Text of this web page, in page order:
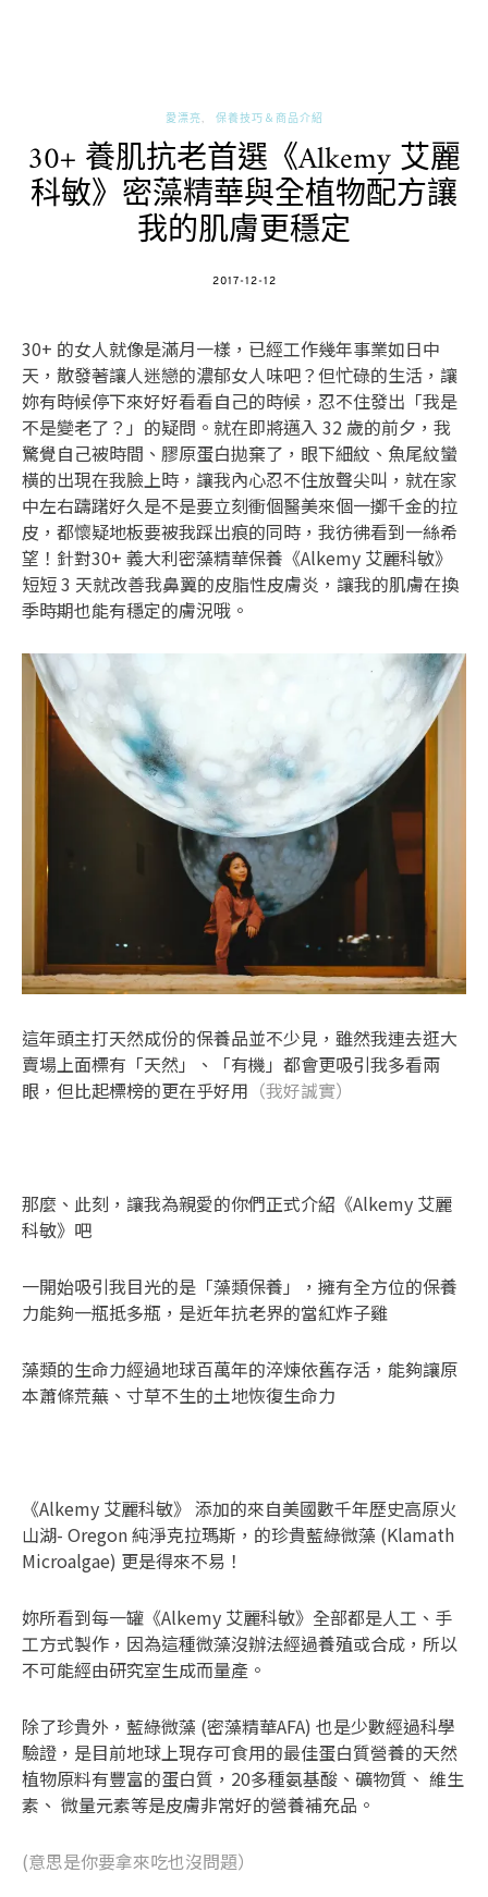
愛漂亮 保養技巧＆商品介紹
30+ 養肌抗老首選《Alkemy 艾麗
科敏》密藻精華與全植物配方讓
我的肌膚更穩定
POSTED
2017-12-12
30+ 的女人就像是滿月一樣，已經工作幾年事業如日中
天，散發著讓人迷戀的濃郁女人味吧？但忙碌的生活，讓
妳有時候停下來好好看看自己的時候，忍不住發出「我是
不是變老了？」的疑問。就在即將邁入 32 歲的前夕，我
驚覺自己被時間、膠原蛋白拋棄了，眼下細紋、魚尾紋蠻
橫的出現在我臉上時，讓我內心忍不住放聲尖叫，就在家
中左右躊躇好久是不是要立刻衝個醫美來個一擲千金的拉
皮，都懷疑地板要被我踩出痕的同時，我彷彿看到一絲希
望！針對30+ 義大利密藻精華保養《Alkemy 艾麗科敏》
短短 3 天就改善我鼻翼的皮脂性皮膚炎，讓我的肌膚在換
季時期也能有穩定的膚況哦。
這年頭主打天然成份的保養品並不少見，雖然我連去逛大
賣場上面標有「天然」、「有機」都會更吸引我多看兩
眼，但比起標榜的更在乎好用 （我好誠實）
那麼、此刻，讓我為親愛的你們正式介紹《Alkemy 艾麗
科敏》吧
一開始吸引我目光的是「藻類保養」，擁有全方位的保養
力能夠一瓶抵多瓶，是近年抗老界的當紅炸子雞
藻類的生命力經過地球百萬年的淬煉依舊存活，能夠讓原
本蕭條荒蕪、寸草不生的土地恢復生命力
《Alkemy 艾麗科敏》 添加的來自美國數千年歷史高原火
山湖- Oregon 純淨克拉瑪斯，的珍貴藍綠微藻 (Klamath
Microalgae) 更是得來不易！
妳所看到每一罐《Alkemy 艾麗科敏》全部都是人工、手
工方式製作，因為這種微藻沒辦法經過養殖或合成，所以
不可能經由研究室生成而量產。
除了珍貴外，藍綠微藻 (密藻精華AFA) 也是少數經過科學
驗證，是目前地球上現存可食用的最佳蛋白質營養的天然
植物原料有豐富的蛋白質，20多種氨基酸、礦物質、 維生
素、 微量元素等是皮膚非常好的營養補充品。
(意思是你要拿來吃也沒問題）